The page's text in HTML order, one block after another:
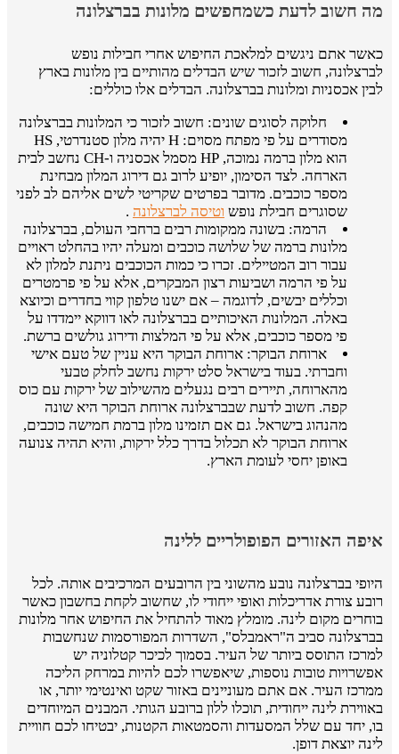
מה חשוב לדעת כשמחפשים מלונות בברצלונה
כאשר אתם ניגשים למלאכת החיפוש אחרי חבילות נופש
לברצלונה, חשוב לזכור שיש הבדלים מהותיים בין מלונות בארץ
לבין אכסניות ומלונות בברצלונה. הבדלים אלו כוללים:
חלוקה לסוגים שונים: חשוב לזכור כי המלונות בברצלונה
מסודרים על פי מפתח מסוים: H יהיה מלון סטנדרטי, HS
הוא מלון ברמה נמוכה, HP מסמל אכסניה ו-CH נחשב לבית
הארחה. לצד הסימון, יופיע לרוב גם דירוג המלון מבחינת
מספר כוכבים. מדובר בפרטים שקריטי לשים אליהם לב לפני
שסוגרים חבילת נופש וטיסה לברצלונה .
הרמה: בשונה ממקומות רבים ברחבי העולם, בברצלונה
מלונות ברמה של שלושה כוכבים ומעלה יהיו בהחלט ראויים
עבור רוב המטיילים. זכרו כי כמות הכוכבים ניתנת למלון לא
על פי הרמה ושביעות רצון המבקרים, אלא על פי פרמטרים
וכללים יבשים, לדוגמה – אם ישנו טלפון קווי בחדרים וכיוצא
באלה. המלונות האיכותיים בברצלונה לאו דווקא יימדדו על
פי מספר כוכבים, אלא על פי המלצות ודירוג גולשים ברשת.
ארוחת הבוקר: ארוחת הבוקר היא עניין של טעם אישי
וחברתי. בעוד בישראל סלט ירקות נחשב לחלק טבעי
מהארוחה, תיירים רבים נגעלים מהשילוב של ירקות עם כוס
קפה. חשוב לדעת שבברצלונה ארוחת הבוקר היא שונה
מהנהוג בישראל. גם אם תזמינו מלון ברמת חמישה כוכבים,
ארוחת הבוקר לא תכלול בדרך כלל ירקות, והיא תהיה צנועה
באופן יחסי לעומת הארץ.
איפה האזורים הפופולריים ללינה
היופי בברצלונה נובע מהשוני בין הרובעים המרכיבים אותה. לכל
רובע צורת אדריכלות ואופי ייחודי לו, שחשוב לקחת בחשבון כאשר
בוחרים מקום לינה. מומלץ מאוד להתחיל את החיפוש אחר מלונות
בברצלונה סביב ה"ראמבלס", השדרות המפורסמות שנחשבות
למרכז התוסס ביותר של העיר. בסמוך לכיכר קטלוניה יש
אפשרויות טובות נוספות, שיאפשרו לכם להיות במרחק הליכה
ממרכז העיר. אם אתם מעוניינים באזור שקט ואינטימי יותר, או
באווירת לינה ייחודית, תוכלו ללון ברובע הגותי. המבנים המיוחדים
בו, יחד עם שלל המסעדות והסמטאות הקטנות, יבטיחו לכם חוויית
לינה יוצאת דופן.